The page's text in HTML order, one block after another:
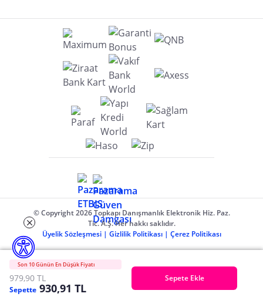
Son 10 Günün En Düşük Fiyatı
979,90 TL
Sepette 930,91 TL
Sepete Ekle
© Copyright 2026 Topkapı Danışmanlık Elektronik Hiz. Paz.
Tic. A.Ş. Her hakkı saklıdır.
Üyelik Sözleşmesi | Gizlilik Politikası | Çerez Politikası